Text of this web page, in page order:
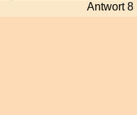
Antwort 8